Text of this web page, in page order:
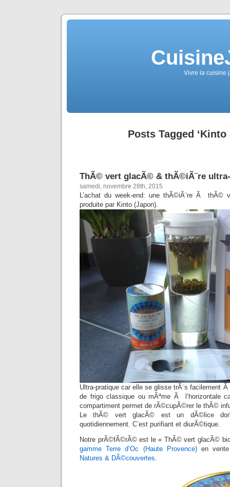
Vivre la cuisine
Posts Tagged ‘Kinto
ThÃ© vert glacÃ© & thÃ©iÃ¨re
samedi, novembre 28th, 2015
L’achat du week-end: une thÃ©iÃ¨re Ã thÃ©
produite par Kinto (Japon).
Ultra-pratique car elle se glisse trÃ¨s facilement
de frigo classique ou mÃªme Ã l’horizontale
compartiment permet de rÃ©cupÃ©rer le thÃ©
Le thÃ© vert glacÃ© est un dÃ©lice
quotidiennement. C’est purifiant et diurÃ©tique.
Notre prÃ©fÃ©rÃ© est le « ThÃ© vert glacÃ©
gamme Terre d’Oc (Haute Provence)en
Natures & DÃ©couvertes.